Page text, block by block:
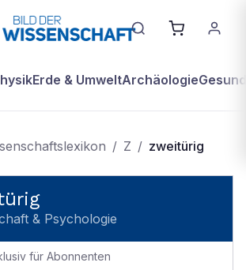
Erde & UmweltArchäologie
/ Z / zweitürig
& Psychologie
für Abonnenten